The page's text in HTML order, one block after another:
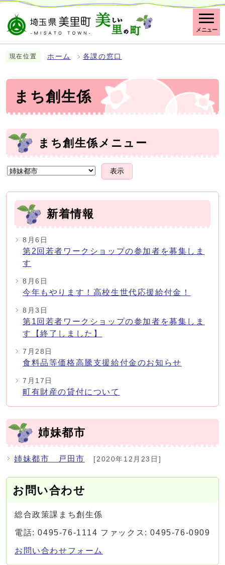
メニュー
現在位置 ホーム 各課の窓口
まち創生係
まち創生係メニュー
表示
新着情報
8月6日
第2回若者ワークショップの参加者を募集しま
す
8月6日
今年もやります！高校生世代応援給付金！
8月3日
第1回若者ワークショップの参加者を募集しま
す【終了しました】
7月28日
食料品等価格高騰支援給付金のお知らせ
7月17日
町有財産の貸付について
姉妹都市
姉妹都市 戸田市 [2020年12月23日]
お問い合わせ
総合政策課まち創生係
電話: 0495-76-1114 ファックス: 0495-76-0909
お問い合わせフォーム